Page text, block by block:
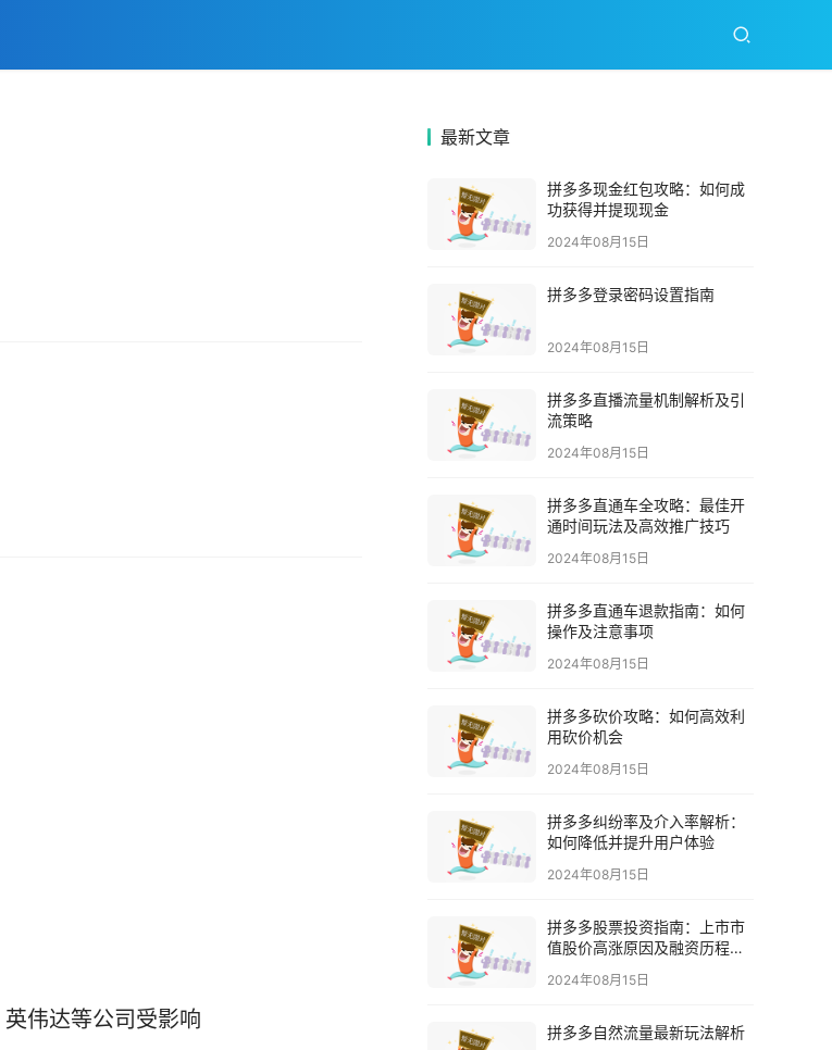
伟达等公司受影响
最新文章
拼多多现金红包攻略：如何成
功获得并提现现金
2024年08月15日
拼多多登录密码设置指南
2024年08月15日
拼多多直播流量机制解析及引
流策略
2024年08月15日
拼多多直通车全攻略：最佳开
通时间玩法及高效推广技巧
2024年08月15日
拼多多直通车退款指南：如何
操作及注意事项
2024年08月15日
拼多多砍价攻略：如何高效利
用砍价机会
2024年08月15日
拼多多纠纷率及介入率解析：
如何降低并提升用户体验
2024年08月15日
拼多多股票投资指南：上市市
值股价高涨原因及融资历程解
2024年08月15日
拼多多自然流量最新玩法解析